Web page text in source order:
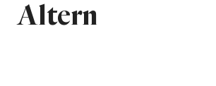
Altern